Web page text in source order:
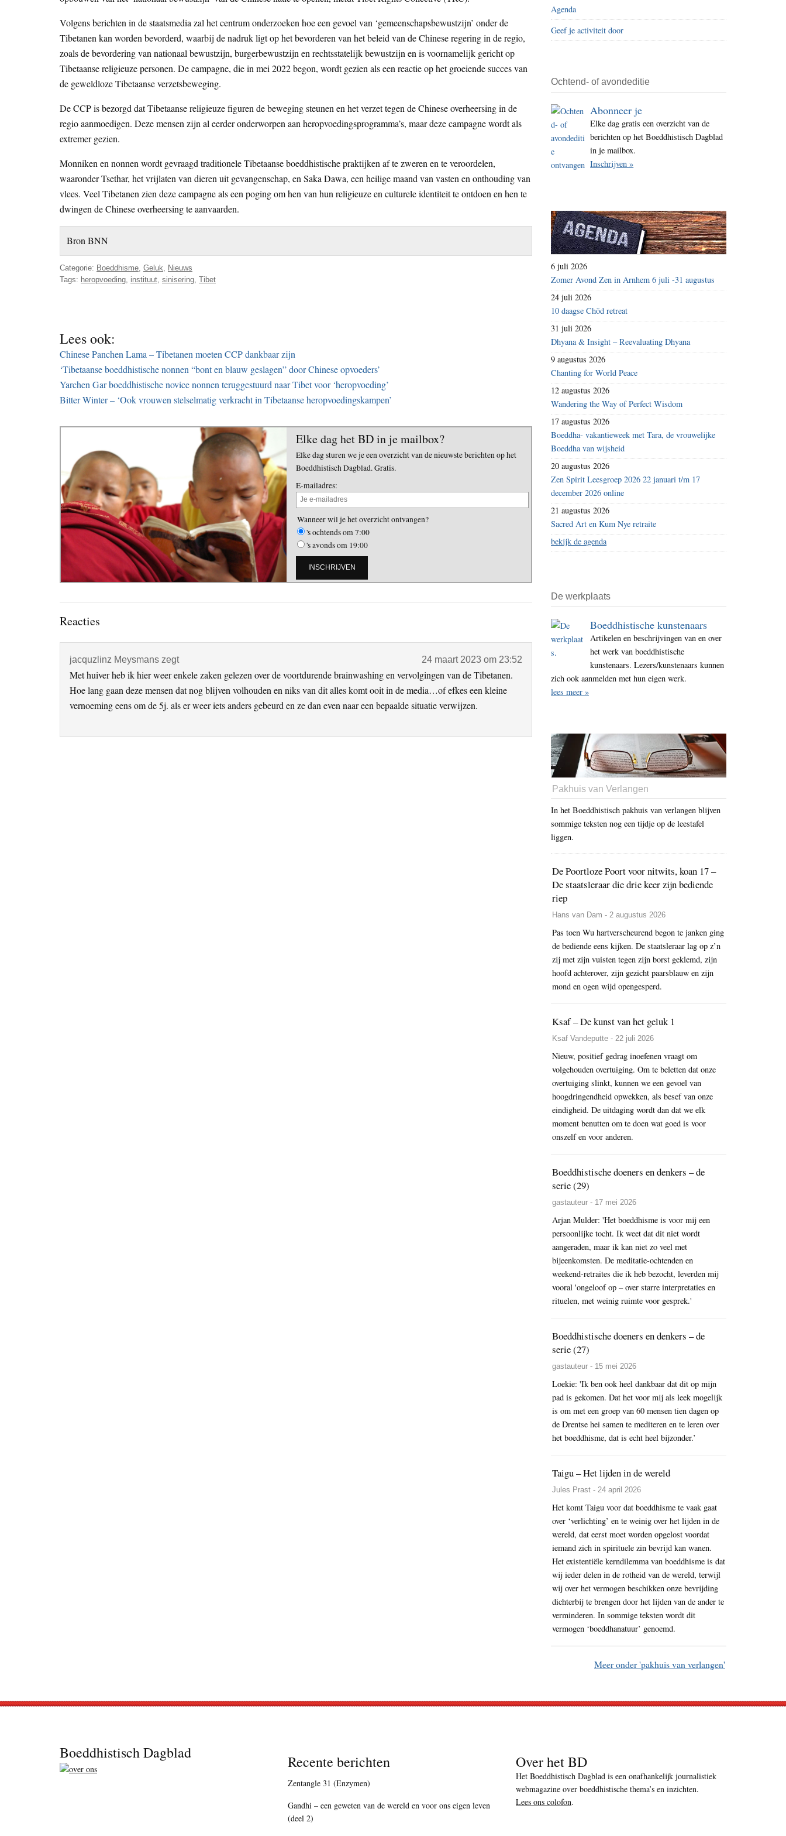
i
t
e
Volgens berichten in de staatsmedia zal het centrum onderzoeken hoe een gevoel van ‘gemeenschapsbewustzijn’ onder de
Tibetanen kan worden bevorderd, waarbij de nadruk ligt op het bevorderen van het beleid van de Chinese regering in de regio,
zoals de bevordering van nationaal bewustzijn, burgerbewustzijn en rechtsstatelijk bewustzijn en is voornamelijk gericht op
Tibetaanse religieuze personen. De campagne, die in mei 2022 begon, wordt gezien als een reactie op het groeiende succes van
de geweldloze Tibetaanse verzetsbeweging.
De CCP is bezorgd dat Tibetaanse religieuze figuren de beweging steunen en het verzet tegen de Chinese overheersing in de
regio aanmoedigen. Deze mensen zijn al eerder onderworpen aan heropvoedingsprogramma’s, maar deze campagne wordt als
extremer gezien.
Monniken en nonnen wordt gevraagd traditionele Tibetaanse boeddhistische praktijken af te zweren en te veroordelen,
waaronder Tsethar, het vrijlaten van dieren uit gevangenschap, en Saka Dawa, een heilige maand van vasten en onthouding van
vlees. Veel Tibetanen zien deze campagne als een poging om hen van hun religieuze en culturele identiteit te ontdoen en hen te
dwingen de Chinese overheersing te aanvaarden.
Bron BNN
Categorie: Boeddhisme Geluk
Nieuws
Tags: heropvoeding instituut sinisering Tibet
Lees ook:
Chinese Panchen Lama – Tibetanen moeten CCP dankbaar zijn
‘Tibetaanse boeddhistische nonnen “bont en blauw geslagen” door Chinese opvoeders’
Yarchen Gar boeddhistische novice nonnen teruggestuurd naar Tibet voor ‘heropvoeding’
Bitter Winter – ‘Ook vrouwen stelselmatig verkracht in Tibetaanse heropvoedingskampen’
Elke dag het BD in je mailbox?
Elke dag sturen we je een overzicht van de nieuwste berichten op het
Boeddhistisch Dagblad. Gratis.
E-mailadres:
Wanneer wil je het overzicht ontvangen?
's ochtends om 7:00
's avonds om 19:00
Lees
Reacties
jacquzlinz Meysmans zegt 24 maart 2023 om 23:52
Met huiver heb ik hier weer enkele zaken gelezen over de voortdurende brainwashing en vervolgingen van de Tibetanen.
Hoe lang gaan deze mensen dat nog blijven volhouden en niks van dit alles komt ooit in de media…of efkes een kleine
vernoeming eens om de 5j. als er weer iets anders gebeurd en ze dan even naar een bepaalde situatie verwijzen.
Agenda
Geef je activiteit door
Ochtend- of avondeditie
Abonneer je
Elke dag gratis een overzicht van de
berichten op het Boeddhistisch Dagblad
in je mailbox.
Inschrijven »
6 juli 2026
Zomer Avond Zen in Arnhem 6 juli -31 augustus
24 juli 2026
10 daagse Chöd retreat
31 juli 2026
Dhyana & Insight – Reevaluating Dhyana
9 augustus 2026
Chanting for World Peace
12 augustus 2026
Wandering the Way of Perfect Wisdom
17 augustus 2026
Boeddha- vakantieweek met Tara, de vrouwelijke
Boeddha van wijsheid
20 augustus 2026
Zen Spirit Leesgroep 2026 22 januari t/m 17
december 2026 online
21 augustus 2026
Sacred Art en Kum Nye retraite
bekijk de agenda
De werkplaats
Boeddhistische kunstenaars
Artikelen en beschrijvingen van en over
het werk van boeddhistische
kunstenaars. Lezers/kunstenaars kunnen
zich ook aanmelden met hun eigen werk.
lees meer »
Pakhuis van Verlangen
In het Boeddhistisch pakhuis van verlangen blijven
sommige teksten nog een tijdje op de leestafel
liggen.
De Poortloze Poort voor nitwits, koan 17 –
De staatsleraar die drie keer zijn bediende
riep
Hans van Dam - 2 augustus 2026
Pas toen Wu hartverscheurend begon te janken ging
de bediende eens kijken. De staatsleraar lag op z’n
zij met zijn vuisten tegen zijn borst geklemd, zijn
hoofd achterover, zijn gezicht paarsblauw en zijn
mond en ogen wijd opengesperd.
Ksaf – De kunst van het geluk 1
Ksaf Vandeputte - 22 juli 2026
Nieuw, positief gedrag inoefenen vraagt om
volgehouden overtuiging. Om te beletten dat onze
overtuiging slinkt, kunnen we een gevoel van
hoogdringendheid opwekken, als besef van onze
eindigheid. De uitdaging wordt dan dat we elk
moment benutten om te doen wat goed is voor
onszelf en voor anderen.
Boeddhistische doeners en denkers – de
serie (29)
gastauteur - 17 mei 2026
Arjan Mulder: 'Het boeddhisme is voor mij een
persoonlijke tocht. Ik weet dat dit niet wordt
aangeraden, maar ik kan niet zo veel met
bijeenkomsten. De meditatie-ochtenden en
weekend-retraites die ik heb bezocht, leverden mij
vooral 'ongeloof op – over starre interpretaties en
rituelen, met weinig ruimte voor gesprek.'
Boeddhistische doeners en denkers – de
serie (27)
gastauteur - 15 mei 2026
Loekie: 'Ik ben ook heel dankbaar dat dit op mijn
pad is gekomen. Dat het voor mij als leek mogelijk
is om met een groep van 60 mensen tien dagen op
de Drentse hei samen te mediteren en te leren over
het boeddhisme, dat is echt heel bijzonder.’
Taigu – Het lijden in de wereld
Jules Prast - 24 april 2026
Het komt Taigu voor dat boeddhisme te vaak gaat
over ‘verlichting’ en te weinig over het lijden in de
wereld, dat eerst moet worden opgelost voordat
iemand zich in spirituele zin bevrijd kan wanen.
Het existentiële kerndilemma van boeddhisme is dat
wij ieder delen in de rotheid van de wereld, terwijl
wij over het vermogen beschikken onze bevrijding
dichterbij te brengen door het lijden van de ander te
verminderen. In sommige teksten wordt dit
vermogen ‘boeddhanatuur’ genoemd.
Meer onder 'pakhuis van verlangen'
Boeddhistisch Dagblad Recente berichten
Zentangle 31 (Enzymen)
Gandhi – een geweten van de wereld en voor ons eigen leven
(deel 2)
Over het BD
Het Boeddhistisch Dagblad is een onafhankelijk journalistiek
webmagazine over boeddhistische thema’s en inzichten.
Lees ons colofon.